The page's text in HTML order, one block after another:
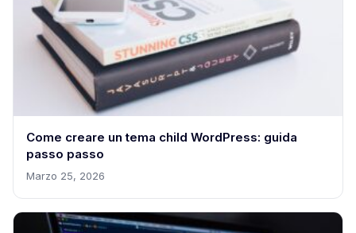
Come creare un tema child WordPress: guida
passo passo
Marzo 25, 2026